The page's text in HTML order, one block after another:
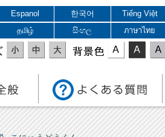
Espanol 한국어
Tiếng Việt
தமிழ் සිංහල ภาษาไทย
表示色